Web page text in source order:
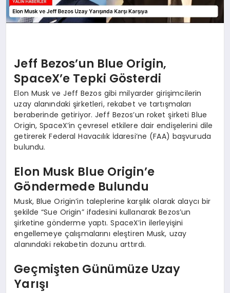
Jeff Bezos’un Blue Origin,
SpaceX’e Tepki Gösterdi
Elon Musk ve Jeff Bezos gibi milyarder girişimcilerin
uzay alanındaki şirketleri, rekabet ve tartışmaları
beraberinde getiriyor. Jeff Bezos’un roket şirketi Blue
Origin, SpaceX’in çevresel etkilere dair endişelerini dile
getirerek Federal Havacılık İdaresi’ne (FAA) başvuruda
bulundu.
Elon Musk Blue Origin’e
Göndermede Bulundu
Musk, Blue Origin’in taleplerine karşılık olarak alaycı bir
şekilde “Sue Origin” ifadesini kullanarak Bezos’un
şirketine gönderme yaptı. SpaceX’in ilerleyişini
engellemeye çalışmalarını eleştiren Musk, uzay
alanındaki rekabetin dozunu arttırdı.
Geçmişten Günümüze Uzay
Yarışı